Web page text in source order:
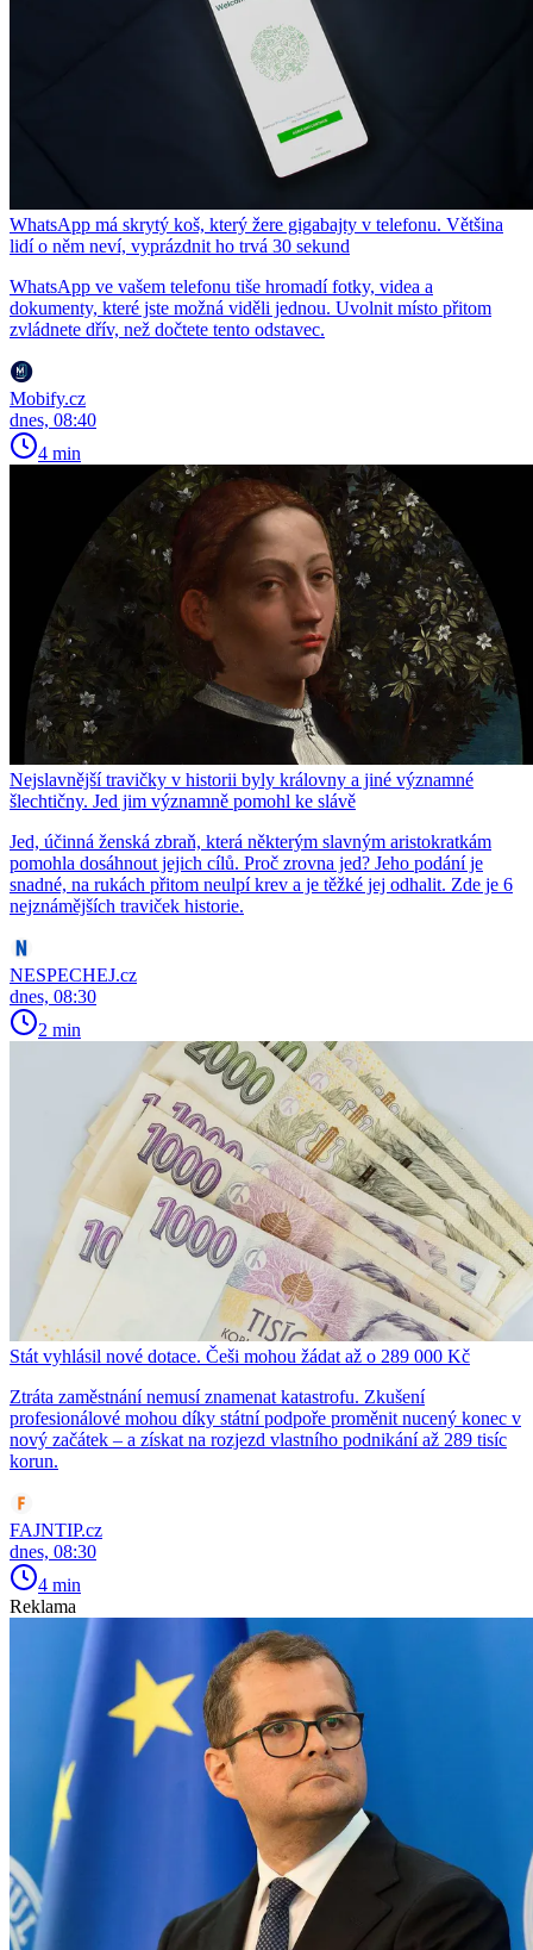
WhatsApp má skrytý koš, který žere gigabajty v telefonu. Většina
lidí o něm neví, vyprázdnit ho trvá 30 sekund
WhatsApp ve vašem telefonu tiše hromadí fotky, videa a
dokumenty, které jste možná viděli jednou. Uvolnit místo přitom
zvládnete dřív, než dočtete tento odstavec.
Mobify.cz
dnes, 08:40
4 min
Nejslavnější travičky v historii byly královny a jiné významné
šlechtičny. Jed jim významně pomohl ke slávě
Jed, účinná ženská zbraň, která některým slavným aristokratkám
pomohla dosáhnout jejich cílů. Proč zrovna jed? Jeho podání je
snadné, na rukách přitom neulpí krev a je těžké jej odhalit. Zde je 6
nejznámějších traviček historie.
NESPECHEJ.cz
dnes, 08:30
2 min
Stát vyhlásil nové dotace. Češi mohou žádat až o 289 000 Kč
Ztráta zaměstnání nemusí znamenat katastrofu. Zkušení
profesionálové mohou díky státní podpoře proměnit nucený konec v
nový začátek – a získat na rozjezd vlastního podnikání až 289 tisíc
korun.
FAJNTIP.cz
dnes, 08:30
4 min
Reklama